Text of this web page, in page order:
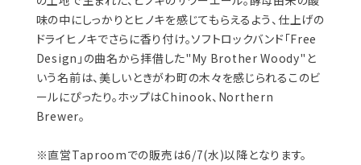
味の中にしっかりとヒノキを感じてもらえるよう、仕上げの
ドライヒノキでさらに香り付け。ソフトロックバンド「Free
Design」の曲名から拝借した"My Brother Woody"と
いう名前は、美しいときがわ町の木々を感じられるこのビ
ールにぴったり。ホップはChinook、Northern
Brewer。
※直営Taproomでの販売は6/7(水)以降となります。